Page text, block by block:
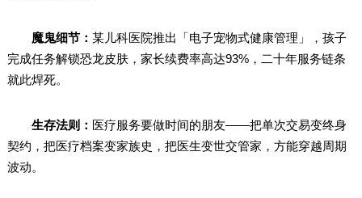
魔鬼细节： 某儿科医院推出「电子宠物式健康管理」，孩子
完成任务解锁恐龙皮肤，家长续费率高达93%，二十年服务链条
就此焊死。
生存法则： 医疗服务要做时间的朋友——把单次交易变终身
契约，把医疗档案变家族史，把医生变世交管家，方能穿越周期
波动。